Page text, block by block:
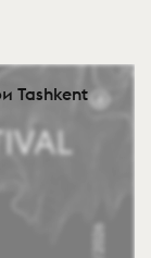
Tashkent